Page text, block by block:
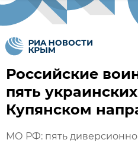
Российские
пять
Купянском
МО РФ: пять